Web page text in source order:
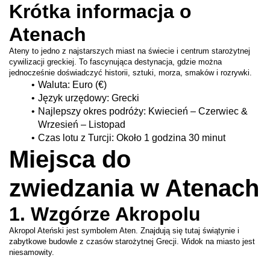
Krótka informacja o
Atenach
Ateny to jedno z najstarszych miast na świecie i centrum starożytnej
cywilizacji greckiej. To fascynująca destynacja, gdzie można
jednocześnie doświadczyć historii, sztuki, morza, smaków i rozrywki.
Waluta: Euro (€)
Język urzędowy: Grecki
Najlepszy okres podróży: Kwiecień – Czerwiec &
Wrzesień – Listopad
Czas lotu z Turcji: Około 1 godzina 30 minut
Miejsca do
zwiedzania w Atenach
1. Wzgórze Akropolu
Akropol Ateński jest symbolem Aten. Znajdują się tutaj świątynie i
zabytkowe budowle z czasów starożytnej Grecji. Widok na miasto jest
niesamowity.